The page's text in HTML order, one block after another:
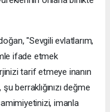
"Sevgili evlatlarım,
ifade etmek
tarif etmeye inanın
berraklığınızı değme
imanla